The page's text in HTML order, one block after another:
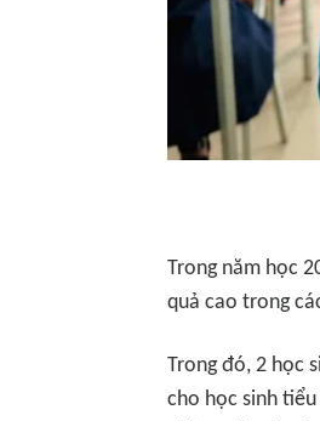
Trong năm học
quả cao trong
Trong đó, 2 học
cho học sinh